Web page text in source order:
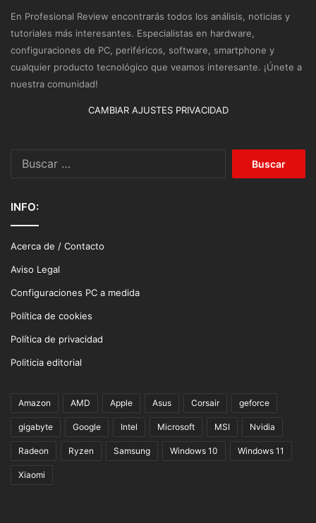
En Profesional Review encontrarás todos los análisis, noticias y
tutoriales más interesantes. Especialistas en hardware,
configuraciones de PC, periféricos, software, smartphone y
cualquier producto tecnológico que veamos interesante. ¡Únete a
nuestra comunidad!
CAMBIAR AJUSTES PRIVACIDAD
INFO:
Acerca de / Contacto
Aviso Legal
Configuraciones PC a medida
Política de cookies
Política de privacidad
Politicia editorial
Amazon AMD Apple Asus Corsair geforce
gigabyte Google Intel Microsoft MSI Nvidia
Radeon Ryzen Samsung Windows 10 Windows 11
Xiaomi